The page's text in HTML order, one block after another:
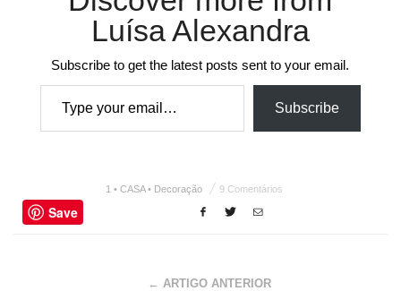
Luísa Alexandra
Subscribe to get the latest posts sent to your email.
Type your email…
Subscribe
1 • CASA • Decoração 9 Comentários
Save
← ARTIGO ANTERIOR